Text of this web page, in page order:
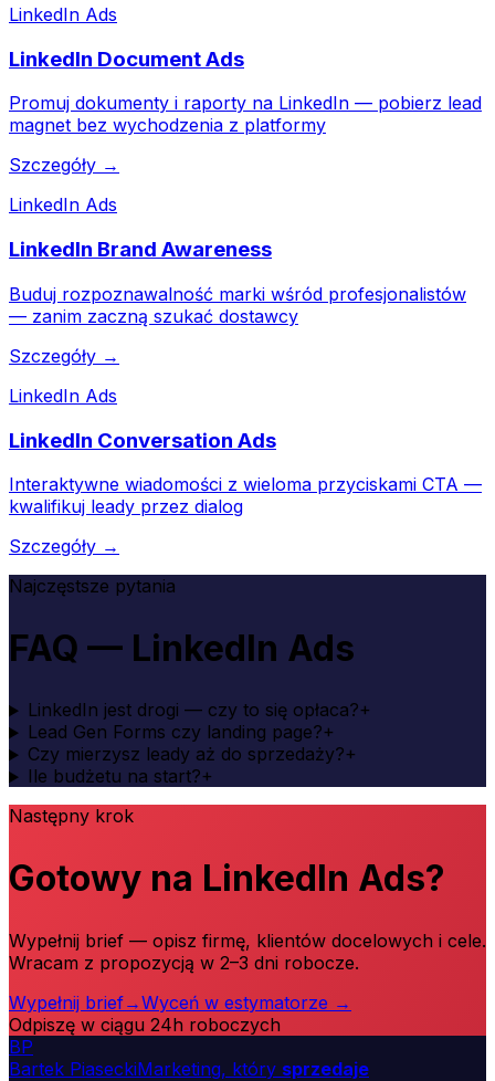
LinkedIn Ads
LinkedIn Document Ads
Promuj dokumenty i raporty na LinkedIn — pobierz lead
magnet bez wychodzenia z platformy
Szczegóły →
LinkedIn Ads
LinkedIn Brand Awareness
Buduj rozpoznawalność marki wśród profesjonalistów
— zanim zaczną szukać dostawcy
Szczegóły →
LinkedIn Ads
LinkedIn Conversation Ads
Interaktywne wiadomości z wieloma przyciskami CTA —
kwalifikuj leady przez dialog
Szczegóły →
Najczęstsze pytania
FAQ — LinkedIn Ads
LinkedIn jest drogi — czy to się opłaca?+
Lead Gen Forms czy landing page?+
Czy mierzysz leady aż do sprzedaży?+
Ile budżetu na start?+
Następny krok
Gotowy na LinkedIn Ads?
Wypełnij brief — opisz firmę, klientów docelowych i cele.
Wracam z propozycją w 2–3 dni robocze.
Wypełnij brief→Wyceń w estymatorze →
Odpiszę w ciągu 24h roboczych
BP
Bartek PiaseckiMarketing, który sprzedaje